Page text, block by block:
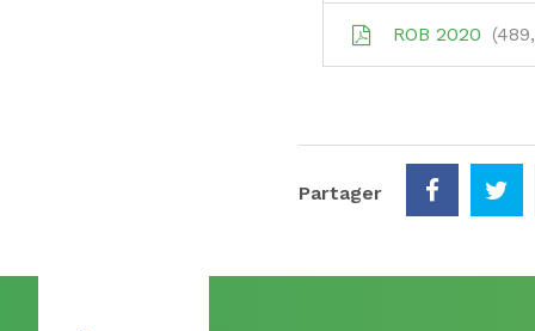
ROB 2020
Partager